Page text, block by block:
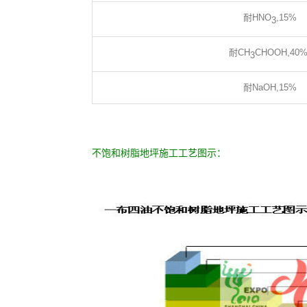
耐HNO3,15%
耐CH3
耐NaOH,15%
不饱和树脂地坪施工工艺图示：